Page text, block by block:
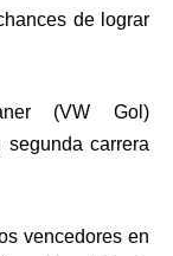
de lograr
(VW Gol)
carrera
vencedores en